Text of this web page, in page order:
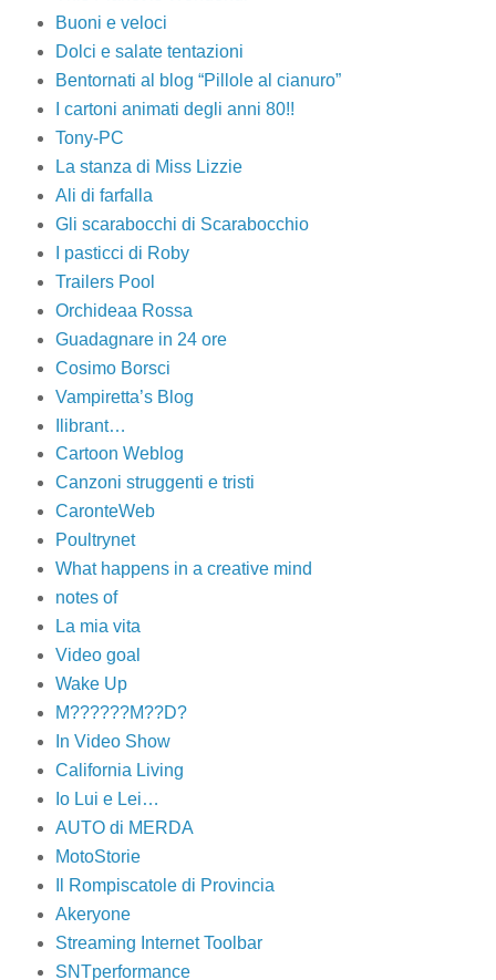
Buoni e veloci
Dolci e salate tentazioni
Bentornati al blog “Pillole al cianuro”
I cartoni animati degli anni 80!!
Tony-PC
La stanza di Miss Lizzie
Ali di farfalla
Gli scarabocchi di Scarabocchio
I pasticci di Roby
Trailers Pool
Orchideaa Rossa
Guadagnare in 24 ore
Cosimo Borsci
Vampiretta’s Blog
Ilibrant…
Cartoon Weblog
Canzoni struggenti e tristi
CaronteWeb
Poultrynet
What happens in a creative mind
notes of
La mia vita
Video goal
Wake Up
M??????M??D?
In Video Show
California Living
Io Lui e Lei…
AUTO di MERDA
MotoStorie
Il Rompiscatole di Provincia
Akeryone
Streaming Internet Toolbar
SNTperformance